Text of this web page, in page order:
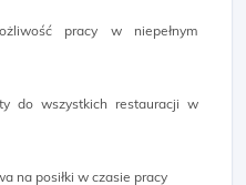
pracy w niepełnym
do wszystkich restauracji w
na posiłki w czasie pracy